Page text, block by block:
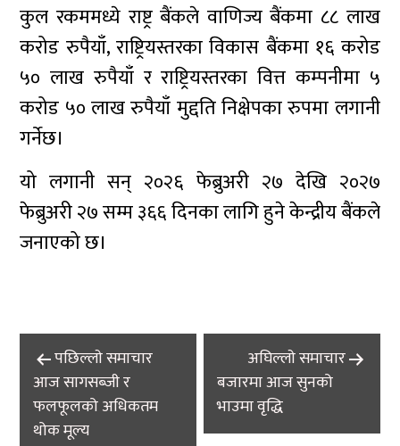
कुल रकममध्ये राष्ट्र बैंकले वाणिज्य बैंकमा ८८ लाख
करोड रुपैयाँ, राष्ट्रियस्तरका विकास बैंकमा १६ करोड
५० लाख रुपैयाँ र राष्ट्रियस्तरका वित्त कम्पनीमा ५
करोड ५० लाख रुपैयाँ मुद्दति निक्षेपका रुपमा लगानी
गर्नेछ।
यो लगानी सन् २०२६ फेब्रुअरी २७ देखि २०२७
फेब्रुअरी २७ सम्म ३६६ दिनका लागि हुने केन्द्रीय बैंकले
जनाएको छ।
Post
navigation
पछिल्लाे समाचार
आज सागसब्जी र
फलफूलको अधिकतम
थोक मूल्य
अघिल्लाे समाचार
बजारमा आज सुनको
भाउमा वृद्धि